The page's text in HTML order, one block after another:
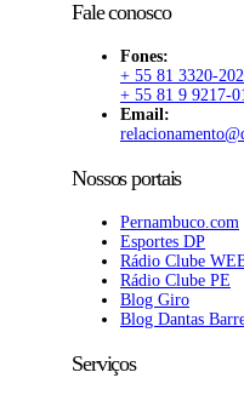
Fale conosco
Fones:
+ 55 81 3320-
+ 55 81 9 9217-
Email:
Nossos portais
Pernambuco.com
Esportes DP
Rádio Clube
Rádio Clube PE
Blog Giro
Blog Dantas
Serviços